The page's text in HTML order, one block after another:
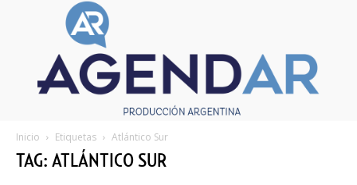
Inicio Etiquetas Atlántico Sur
TAG: ATLÁNTICO SUR